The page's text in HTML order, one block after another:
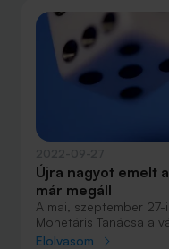
Újra nagyot emelt
már megáll
A mai, szeptember
Monetáris Tanácsa a
százalékról 13
Elolvasom